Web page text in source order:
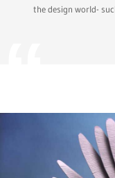
the design world-